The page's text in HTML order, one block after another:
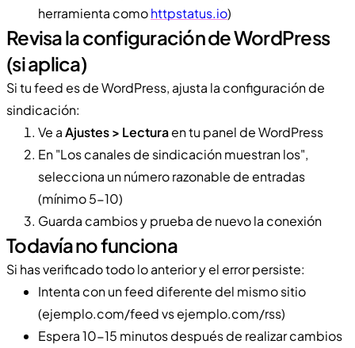
herramienta comohttpstatus.io)
Revisa la configuración de WordPress
(si aplica)
Si tu feed es de WordPress, ajusta la configuración de
sindicación:
Ve aAjustes > Lecturaen tu panel de WordPress
En "Los canales de sindicación muestran los",
selecciona un número razonable de entradas
(mínimo 5-10)
Guarda cambios y prueba de nuevo la conexión
Todavía no funciona
Si has verificado todo lo anterior y el error persiste:
Intenta con un feed diferente del mismo sitio
(ejemplo.com/feed vs ejemplo.com/rss)
Espera 10-15 minutos después de realizar cambios